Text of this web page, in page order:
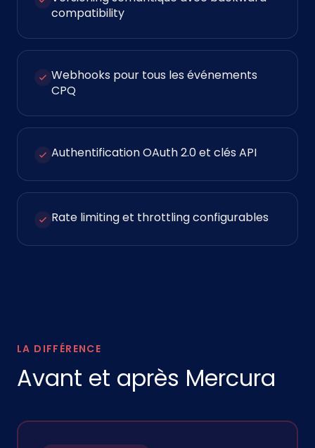
compatibility
Webhooks pour tous les événements
CPQ
Authentification OAuth 2.0 et clés API
Rate limiting et throttling configurables
LA DIFFÉRENCE
Avant et après Mercura